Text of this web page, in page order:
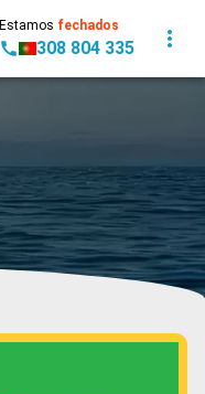
Estamos fechados
308 804 335